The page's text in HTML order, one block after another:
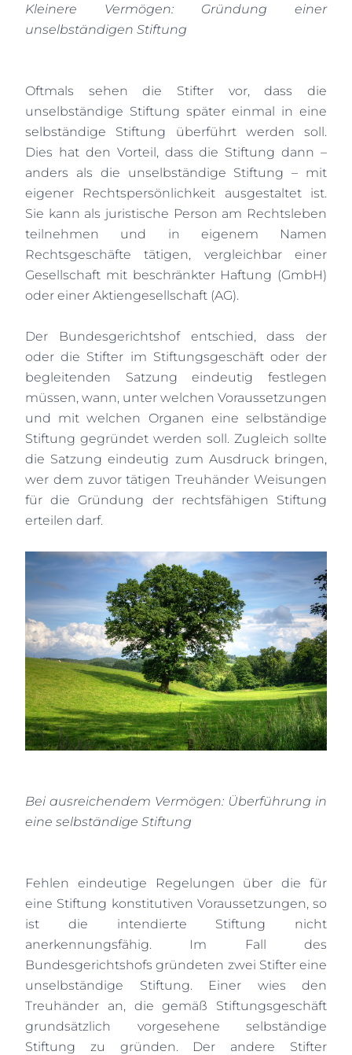
Kleinere Vermögen: Gründung einer
unselbständigen Stiftung
Oftmals sehen die Stifter vor, dass die
unselbständige Stiftung später einmal in eine
selbständige Stiftung überführt werden soll.
Dies hat den Vorteil, dass die Stiftung dann –
anders als die unselbständige Stiftung – mit
eigener Rechtspersönlichkeit ausgestaltet ist.
Sie kann als juristische Person am Rechtsleben
teilnehmen und in eigenem Namen
Rechtsgeschäfte tätigen, vergleichbar einer
Gesellschaft mit beschränkter Haftung (GmbH)
oder einer Aktiengesellschaft (AG).
Der Bundesgerichtshof entschied, dass der
oder die Stifter im Stiftungsgeschäft oder der
begleitenden Satzung eindeutig festlegen
müssen, wann, unter welchen Voraussetzungen
und mit welchen Organen eine selbständige
Stiftung gegründet werden soll. Zugleich sollte
die Satzung eindeutig zum Ausdruck bringen,
wer dem zuvor tätigen Treuhänder Weisungen
für die Gründung der rechtsfähigen Stiftung
erteilen darf.
Bei ausreichendem Vermögen: Überführung in
eine selbständige Stiftung
Fehlen eindeutige Regelungen über die für
eine Stiftung konstitutiven Voraussetzungen, so
ist die intendierte Stiftung nicht
anerkennungsfähig. Im Fall des
Bundesgerichtshofs gründeten zwei Stifter eine
unselbständige Stiftung. Einer wies den
Treuhänder an, die gemäß Stiftungsgeschäft
grundsätzlich vorgesehene selbständige
Stiftung zu gründen. Der andere Stifter